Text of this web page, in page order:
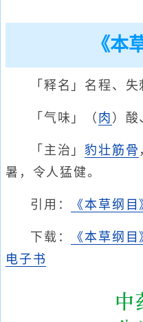
《本
「释名」名程、失
「气味」（ 肉 ）酸
「主治」豹壮筋骨
暑，令人猛健。
引用： 《本草纲目
下载： 《本草纲
电子书